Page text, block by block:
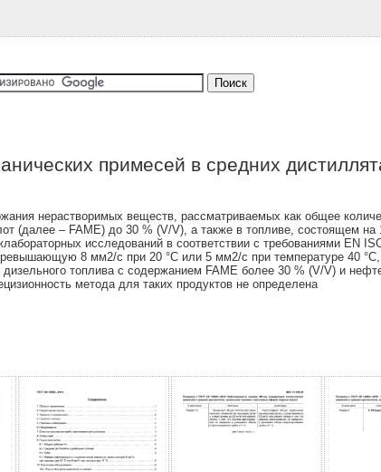
примесей в средних
нерастворимых веществ, рассматриваемых как общее
– FAME) до 30 % (V/V), а также в топливе, состоящем на
исследований в соответствии с требованиями EN
8 мм2/с при 20 °C или 5 мм2/с при температуре 40
топлива с содержанием FAME более 30 % (V/V) и
метода для таких продуктов не определена